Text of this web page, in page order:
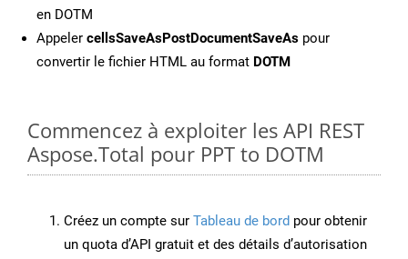
en DOTM
Appeler cellsSaveAsPostDocumentSaveAs pour
convertir le fichier HTML au format DOTM
Commencez à exploiter les API REST
Aspose.Total pour PPT to DOTM
Créez un compte sur Tableau de bord pour obtenir
un quota d’API gratuit et des détails d’autorisation